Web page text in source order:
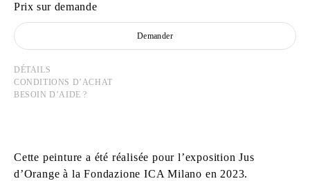
Prix sur demande
Demander
DÉTAILS
CONDITIONS D’ACHAT
BESOIN D’AIDE ?
Cette peinture a été réalisée pour l’exposition Jus
d’Orange à la Fondazione ICA Milano en 2023.